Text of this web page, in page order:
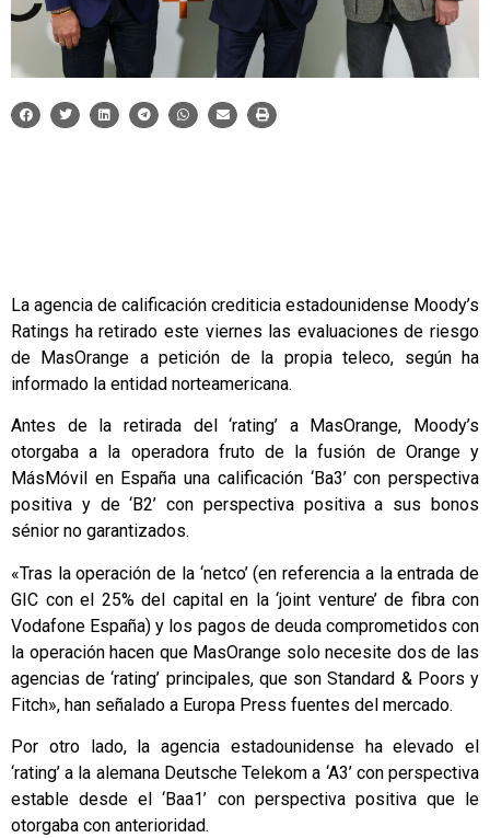
La agencia de calificación crediticia estadounidense Moody’s
Ratings ha retirado este viernes las evaluaciones de riesgo
de MasOrange a petición de la propia teleco, según ha
informado la entidad norteamericana.
Antes de la retirada del ‘rating’ a MasOrange, Moody’s
otorgaba a la operadora fruto de la fusión de Orange y
MásMóvil en España una calificación ‘Ba3’ con perspectiva
positiva y de ‘B2’ con perspectiva positiva a sus bonos
sénior no garantizados.
«Tras la operación de la ‘netco’ (en referencia a la entrada de
GIC con el 25% del capital en la ‘joint venture’ de fibra con
Vodafone España) y los pagos de deuda comprometidos con
la operación hacen que MasOrange solo necesite dos de las
agencias de ‘rating’ principales, que son Standard & Poors y
Fitch», han señalado a Europa Press fuentes del mercado.
Por otro lado, la agencia estadounidense ha elevado el
‘rating’ a la alemana Deutsche Telekom a ‘A3’ con perspectiva
estable desde el ‘Baa1’ con perspectiva positiva que le
otorgaba con anterioridad.